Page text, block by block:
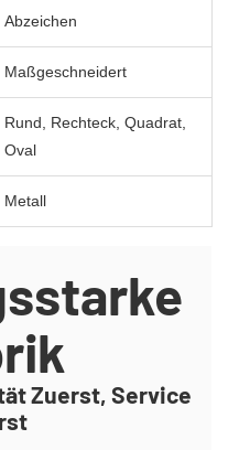
Abzeichen
Maßgeschneidert
Rund, Rechteck, Quadrat,
Oval
Metall
Zuerst, Service